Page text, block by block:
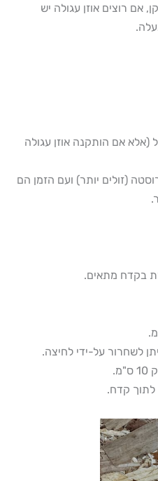
אם רוצים אוזן עגולה יש
(אלא אם הותקנה אוזן עגולה
(זולים יותר) ועם הזמן הם
בקדח מתאים.
לשחרור על-ידי לחיצה.
לתוך קדח.